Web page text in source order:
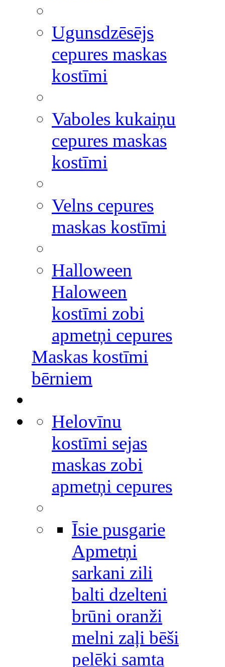
Ugunsdzēsējs
cepures maskas
kostīmi
Vaboles kukaiņu
cepures maskas
kostīmi
Velns cepures
maskas kostīmi
Halloween
Haloween
kostīmi zobi
apmetņi cepures
Maskas kostīmi
bērniem
Helovīnu
kostīmi sejas
maskas zobi
apmetņi cepures
Īsie pusgarie
Apmetņi
sarkani zili
balti dzelteni
brūni oranži
melni zaļi bēši
pelēki samta